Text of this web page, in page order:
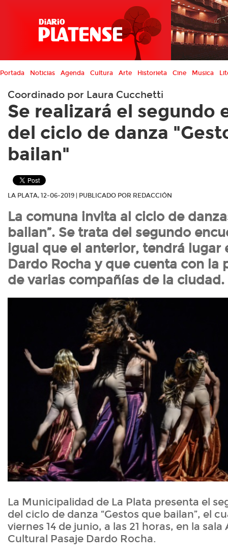
Portada Noticias Agenda Cultura Arte Historieta Cine Musica
Coordinado por Laura Cucchetti
Se realizará el segundo
del ciclo de danza
bailan"
LA PLATA, 12-06-2019 | PUBLICADO POR REDACCIÓN
La comuna invita al ciclo de
bailan”. Se trata del segundo
igual que el anterior, tendrá lugar
Dardo Rocha y que cuenta con la
de varias compañías de la ciudad.
La Municipalidad de La Plata presenta el
del ciclo de danza “Gestos que bailan”, el
viernes 14 de junio, a las 21 horas, en la
Cultural Pasaje Dardo Rocha.